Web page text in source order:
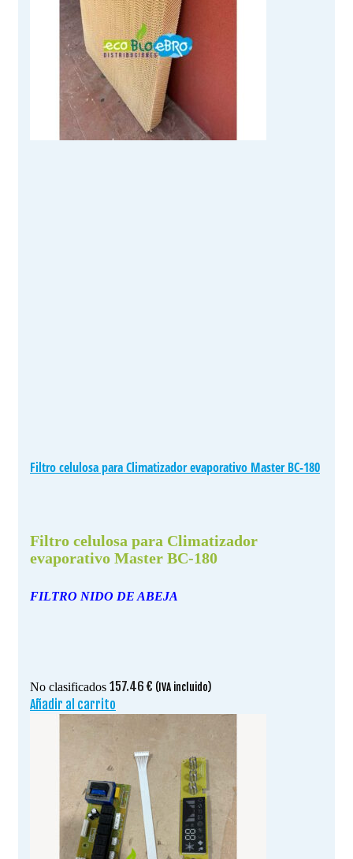
Filtro celulosa para Climatizador evaporativo Master BC-180
Filtro celulosa para Climatizador
evaporativo Master BC-180
FILTRO NIDO DE ABEJA
No clasificados 157.46 € (IVA incluido)
Añadir al carrito